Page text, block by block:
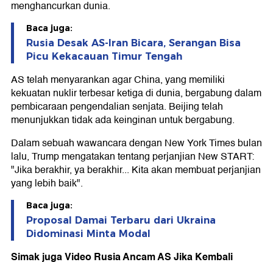
menghancurkan dunia.
Baca juga:
Rusia Desak AS-Iran Bicara, Serangan Bisa
Picu Kekacauan Timur Tengah
AS telah menyarankan agar China, yang memiliki
kekuatan nuklir terbesar ketiga di dunia, bergabung dalam
pembicaraan pengendalian senjata. Beijing telah
menunjukkan tidak ada keinginan untuk bergabung.
Dalam sebuah wawancara dengan New York Times bulan
lalu, Trump mengatakan tentang perjanjian New START:
"Jika berakhir, ya berakhir... Kita akan membuat perjanjian
yang lebih baik".
Baca juga:
Proposal Damai Terbaru dari Ukraina
Didominasi Minta Modal
Simak juga Video Rusia Ancam AS Jika Kembali